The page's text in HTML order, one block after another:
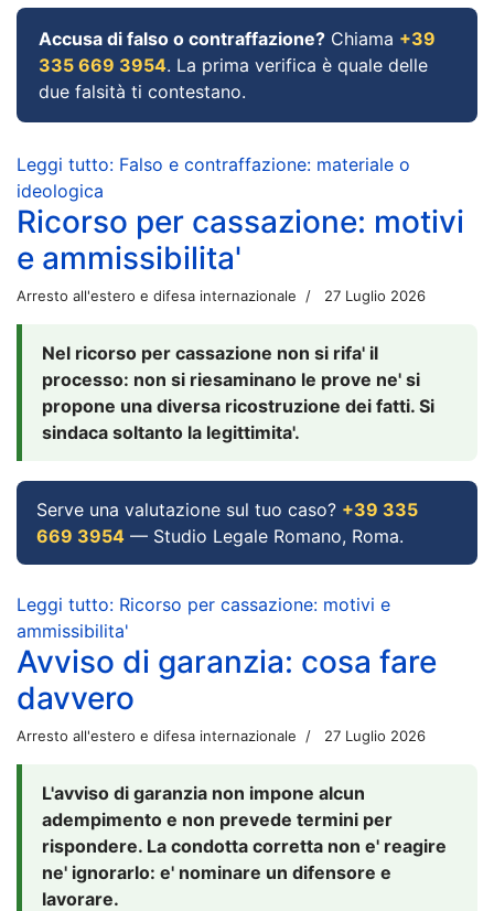
Accusa di falso o contraffazione? Chiama +39
335 669 3954. La prima verifica è quale delle
due falsità ti contestano.
Leggi tutto: Falso e contraffazione: materiale o
ideologica
Ricorso per cassazione: motivi
e ammissibilita'
Arresto all'estero e difesa internazionale 27 Luglio 2026
Nel ricorso per cassazione non si rifa' il
processo: non si riesaminano le prove ne' si
propone una diversa ricostruzione dei fatti. Si
sindaca soltanto la legittimita'.
Serve una valutazione sul tuo caso? +39 335
669 3954 — Studio Legale Romano, Roma.
Leggi tutto: Ricorso per cassazione: motivi e
ammissibilita'
Avviso di garanzia: cosa fare
davvero
Arresto all'estero e difesa internazionale 27 Luglio 2026
L'avviso di garanzia non impone alcun
adempimento e non prevede termini per
rispondere. La condotta corretta non e' reagire
ne' ignorarlo: e' nominare un difensore e
lavorare.